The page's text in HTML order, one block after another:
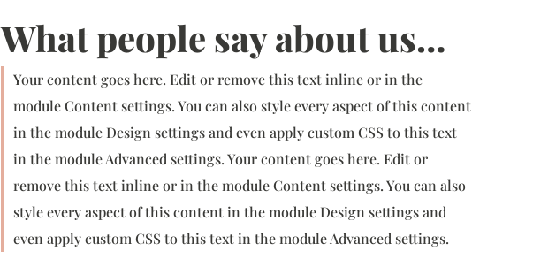
What people say about us…
Your content goes here. Edit or remove this text inline or in the
module Content settings. You can also style every aspect of this content
in the module Design settings and even apply custom CSS to this text
in the module Advanced settings. Your content goes here. Edit or
remove this text inline or in the module Content settings. You can also
style every aspect of this content in the module Design settings and
even apply custom CSS to this text in the module Advanced settings.